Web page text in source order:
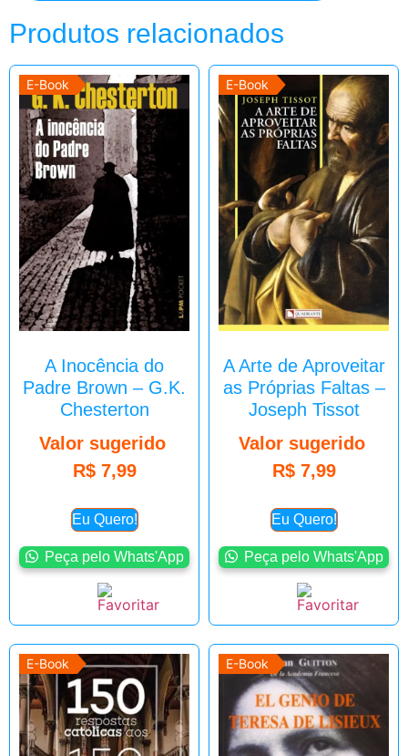
Produtos relacionados
E-Book
A Inocência do
Padre Brown – G.K.
Chesterton
Valor sugerido
R$7,99
Eu Quero!
Peça pelo Whats'App
E-Book
A Arte de Aproveitar
as Próprias Faltas –
Joseph Tissot
Valor sugerido
R$7,99
Eu Quero!
Peça pelo Whats'App
E-Book E-Book